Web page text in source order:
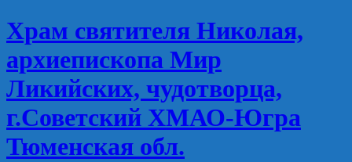
Храм святителя Николая,
архиепископа Мир
Ликийских, чудотворца,
г.Советский ХМАО-Югра
Тюменская обл.